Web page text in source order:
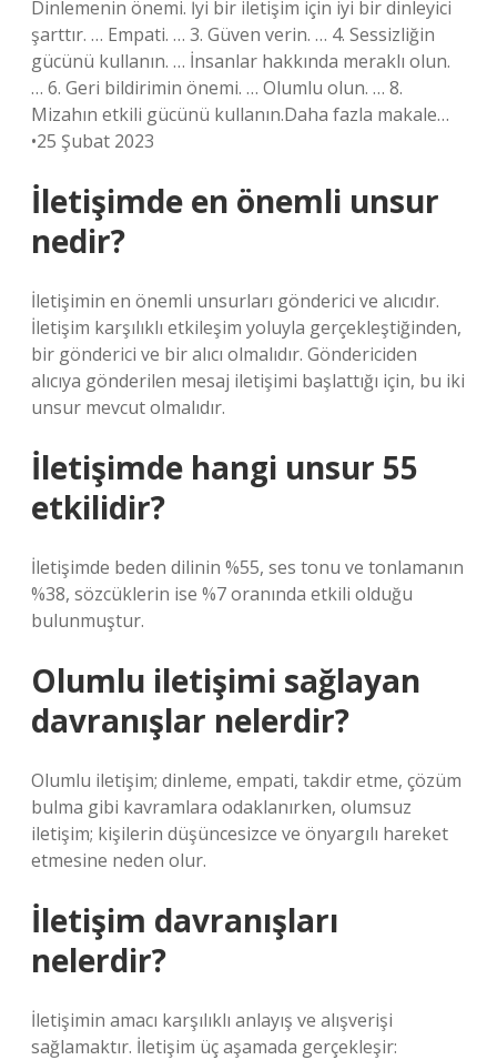
Dinlemenin önemi. İyi bir iletişim için iyi bir dinleyici
şarttır. … Empati. … 3. Güven verin. … 4. Sessizliğin
gücünü kullanın. … İnsanlar hakkında meraklı olun.
… 6. Geri bildirimin önemi. … Olumlu olun. … 8.
Mizahın etkili gücünü kullanın.Daha fazla makale…
•25 Şubat 2023
İletişimde en önemli unsur
nedir?
İletişimin en önemli unsurları gönderici ve alıcıdır.
İletişim karşılıklı etkileşim yoluyla gerçekleştiğinden,
bir gönderici ve bir alıcı olmalıdır. Göndericiden
alıcıya gönderilen mesaj iletişimi başlattığı için, bu iki
unsur mevcut olmalıdır.
İletişimde hangi unsur 55
etkilidir?
İletişimde beden dilinin %55, ses tonu ve tonlamanın
%38, sözcüklerin ise %7 oranında etkili olduğu
bulunmuştur.
Olumlu iletişimi sağlayan
davranışlar nelerdir?
Olumlu iletişim; dinleme, empati, takdir etme, çözüm
bulma gibi kavramlara odaklanırken, olumsuz
iletişim; kişilerin düşüncesizce ve önyargılı hareket
etmesine neden olur.
İletişim davranışları
nelerdir?
İletişimin amacı karşılıklı anlayış ve alışverişi
sağlamaktır. İletişim üç aşamada gerçekleşir: